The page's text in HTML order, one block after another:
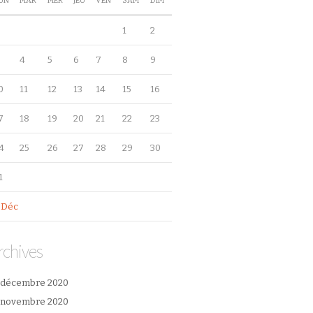
Déc
1 2
4 5 6 7 8 9
11 12 13 14 15 16
18 19 20 21 22 23
25 26 27 28 29 30
décembre 2020
novembre 2020